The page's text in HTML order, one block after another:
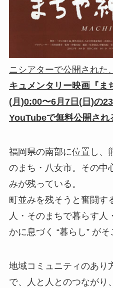
ニシアターで公開された、
キュメンタリー映画『ま
(月)0:00〜6月7日(日)の
YouTubeで無料公開され
福岡県の南部に位置し、
のまち・八女市。その中
みが残っている。
町並みを残そうと奮闘す
人・そのまちで暮らす人
かに息づく “暮らし” が
地域コミュニティのあり
で、人と人とのつながり